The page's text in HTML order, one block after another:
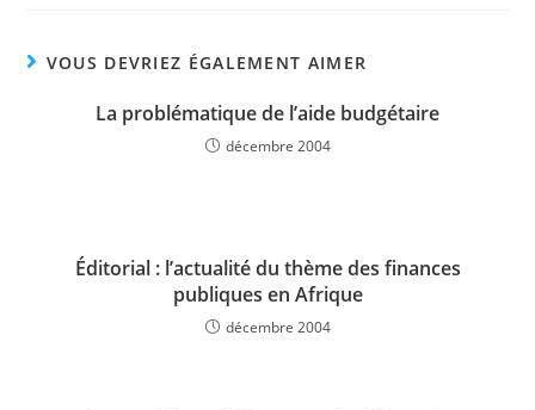
VOUS DEVRIEZ ÉGALEMENT AIMER
La problématique de l’aide budgétaire
décembre 2004
Éditorial : l’actualité du thème des finances
publiques en Afrique
décembre 2004